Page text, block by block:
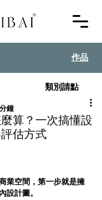
算？一次搞懂設
估方式
鐘
5 顆星）。
業空間，第一步就是擁
設計圖。
​作品
類別請點